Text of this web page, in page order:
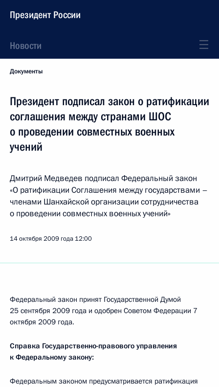
Президент России
Новости
Документы
Президент подписал закон о ратификации
соглашения между странами ШОС
о проведении совместных военных
учений
Дмитрий Медведев подписал Федеральный закон
«О ратификации Соглашения между государствами –
членами Шанхайской организации сотрудничества
о проведении совместных военных учений»
14 октября 2009 года 12:00
Федеральный закон принят Государственной Думой
25 сентября 2009 года и одобрен Советом Федерации 7
октября 2009 года.
Справка Государственно-правового управления
к Федеральному закону:
Федеральным законом предусматривается ратификация